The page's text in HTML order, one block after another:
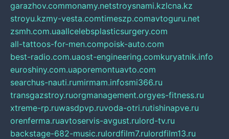
garazhov.commonamy.netstroysnami.kzlcna.kz
stroyu.kzmy-vesta.comtimeszp.comavtoguru.net
zsmh.com.uaallcelebsplasticsurgery.com
all-tattoos-for-men.compoisk-auto.com
best-radio.com.uaost-engineering.comkuryatnik.info
euroshiny.com.uaporemontuavto.com
searchus-nauti.rumirmam.infosmi366.ru
transgazstroy.ruorgmanagement.orgyes-fitness.ru
xtreme-rp.ruwasdpvp.ruvoda-otri.rutishinapve.ru
orenferma.ruavtoservis-avgust.rulord-tv.ru
backstage-682-music.rulordfilm7.rulordfilm13.ru